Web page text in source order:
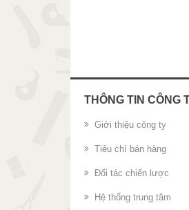
THÔNG TIN CÔNG
Giới thiệu công ty
Tiêu chí bán hàng
Đối tác chiến lược
Hệ thống trung tâm